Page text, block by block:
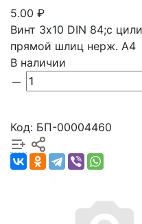
5.00 ₽
Винт 3х10 DIN 84;с
прямой шлиц нерж. А4
В наличии
Код: БП-00004460